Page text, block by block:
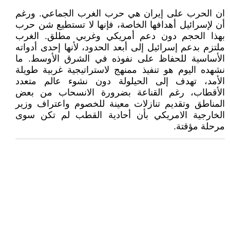
ان الحرب على إيران هي حرب الغرب الجماعي. ورغم
أن لإسرائيل أهدافها الخاصة، فإنها لا تستطيع شن حرب
بهذا الحجم دون دعم أمريكي وغربي مطلق. الغرب
ملتزم بدعم إسرائيل إلى أبعد الحدود، لأنها إحدى أدواته
الأساسية للحفاظ على نفوذه في الشرق الأوسط. ما
نشهده اليوم هو تنفيذ ممنهج لاستراتيجية غربية طويلة
الأمد، تهدف إلى الحيلولة دون نشوء عالم متعدد
الأقطاب، رغم القناعة بضرورة الانسحاب من بعض
المناطق وتقديم تنازلات معينة للخصوم واعتراف وزير
الخارجية الامريكي بأن أحادية القطب لم تكن سوى
مرحلة مؤقتة.